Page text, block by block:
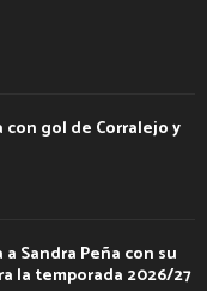
con gol de Corralejo y
Sandra Peña con su
la temporada 2026/27